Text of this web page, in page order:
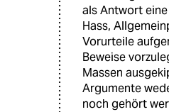
als Antwort
Hass,
Vorurteile
Beweise
Massen
Argumente
noch gehört